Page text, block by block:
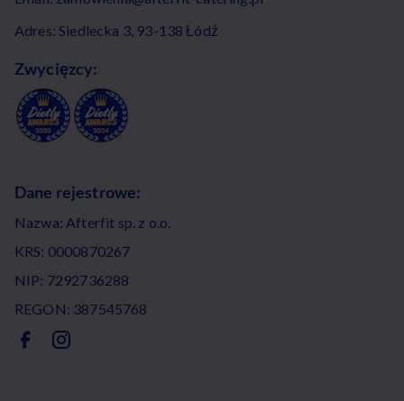
Adres: Siedlecka 3, 93-138 Łódź
Zwycięzcy:
Dane rejestrowe:
Nazwa: Afterfit sp. z o.o.
KRS: 0000870267
NIP: 7292736288
REGON: 387545768